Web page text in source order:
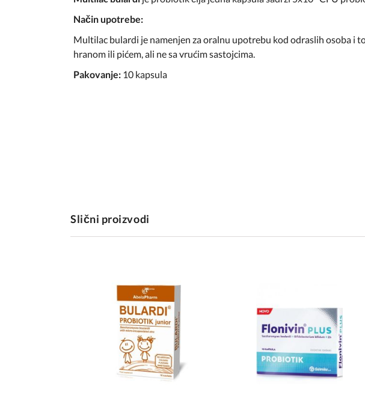
Način upotrebe:
Multilac bulardi je namenjen za oralnu upotrebu kod odraslih osoba i
hranom ili pićem, ali ne sa vrućim sastojcima.
Pakovanje: 10 kapsula
Slični proizvodi